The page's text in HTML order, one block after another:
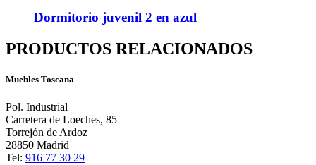
Dormitorio juvenil 2 en azul
PRODUCTOS RELACIONADOS
Muebles Toscana
Pol. Industrial
Carretera de Loeches, 85
Torrejón de Ardoz
28850 Madrid
Tel: 916 77 30 29